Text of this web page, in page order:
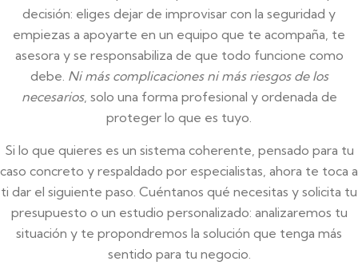
decisión: eliges dejar de improvisar con la seguridad y
empiezas a apoyarte en un equipo que te acompaña, te
asesora y se responsabiliza de que todo funcione como
debe. Ni más complicaciones ni más riesgos de los
necesarios, solo una forma profesional y ordenada de
proteger lo que es tuyo.
Si lo que quieres es un sistema coherente, pensado para tu
caso concreto y respaldado por especialistas, ahora te toca a
ti dar el siguiente paso. Cuéntanos qué necesitas y solicita tu
presupuesto o un estudio personalizado: analizaremos tu
situación y te propondremos la solución que tenga más
sentido para tu negocio.